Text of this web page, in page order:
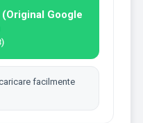
Google
facilmente